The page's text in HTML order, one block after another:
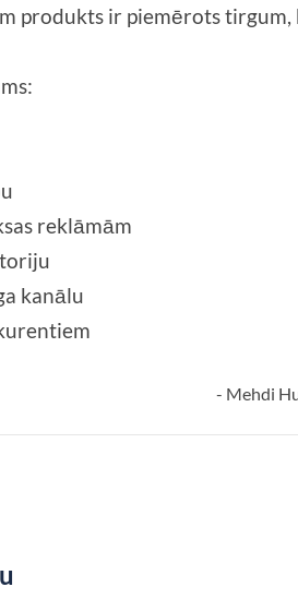
produkts ir piemērots
reklāmām
kanālu
- Mehdi